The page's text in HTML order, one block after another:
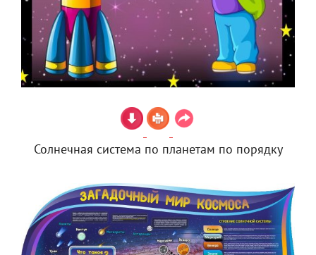
Солнечная система по планетам по порядку